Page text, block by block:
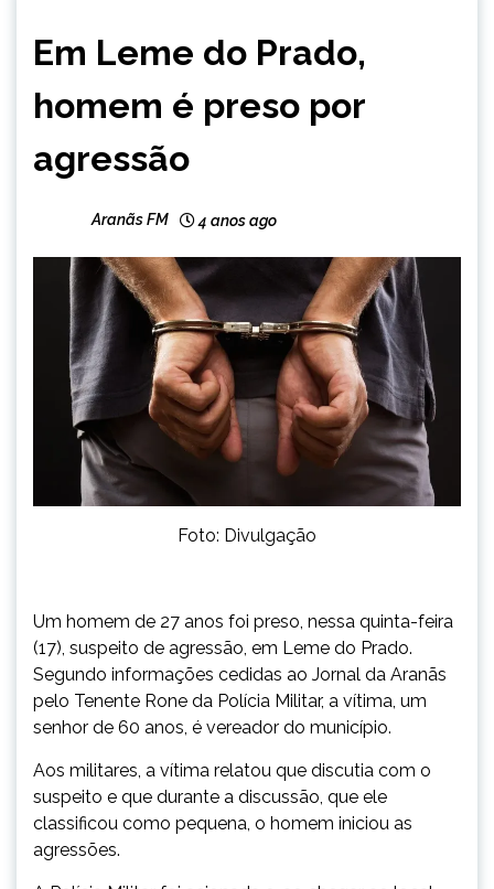
MINAS
NOTÍCIAS
Em Leme do Prado,
homem é preso por
agressão
Aranãs FM 4 anos ago
Foto: Divulgação
Um homem de 27 anos foi preso, nessa quinta-feira
(17), suspeito de agressão, em Leme do Prado.
Segundo informações cedidas ao Jornal da Aranãs
pelo Tenente Rone da Polícia Militar, a vítima, um
senhor de 60 anos, é vereador do município.
Aos militares, a vítima relatou que discutia com o
suspeito e que durante a discussão, que ele
classificou como pequena, o homem iniciou as
agressões.